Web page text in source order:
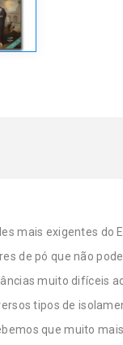
mais exigentes do
de pó que não
muito difíceis
tipos de
que muito